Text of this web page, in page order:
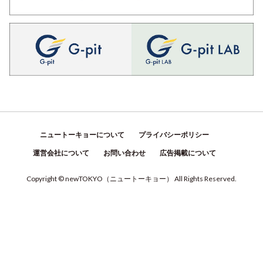
ニュートーキョーについて プライバシーポリシー
運営会社について お問い合わせ 広告掲載について
Copyright © newTOKYO （ ニュートーキョー ） All Rights Reserved.